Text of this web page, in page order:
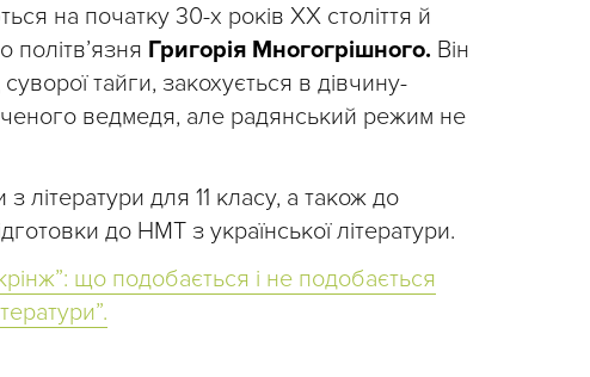
на початку 30-х років ХХ століття й
політв’язня Григорія Многогрішного. Він
тайги, закохується в дівчину-
ведмедя, але радянський режим не
літератури для 11 класу, а також до
до НМТ з української літератури.
що подобається і не подобається